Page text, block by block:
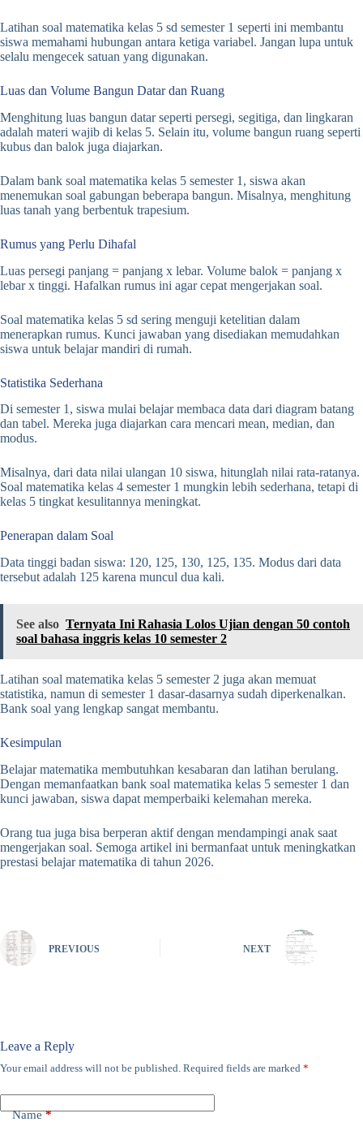
Latihan soal matematika kelas 5 sd semester 1 seperti ini membantu
siswa memahami hubungan antara ketiga variabel. Jangan lupa untuk
selalu mengecek satuan yang digunakan.
Luas dan Volume Bangun Datar dan Ruang
Menghitung luas bangun datar seperti persegi, segitiga, dan lingkaran
adalah materi wajib di kelas 5. Selain itu, volume bangun ruang seperti
kubus dan balok juga diajarkan.
Dalam bank soal matematika kelas 5 semester 1, siswa akan
menemukan soal gabungan beberapa bangun. Misalnya, menghitung
luas tanah yang berbentuk trapesium.
Rumus yang Perlu Dihafal
Luas persegi panjang = panjang x lebar. Volume balok = panjang x
lebar x tinggi. Hafalkan rumus ini agar cepat mengerjakan soal.
Soal matematika kelas 5 sd sering menguji ketelitian dalam
menerapkan rumus. Kunci jawaban yang disediakan memudahkan
siswa untuk belajar mandiri di rumah.
Statistika Sederhana
Di semester 1, siswa mulai belajar membaca data dari diagram batang
dan tabel. Mereka juga diajarkan cara mencari mean, median, dan
modus.
Misalnya, dari data nilai ulangan 10 siswa, hitunglah nilai rata-ratanya.
Soal matematika kelas 4 semester 1 mungkin lebih sederhana, tetapi di
kelas 5 tingkat kesulitannya meningkat.
Penerapan dalam Soal
Data tinggi badan siswa: 120, 125, 130, 125, 135. Modus dari data
tersebut adalah 125 karena muncul dua kali.
See also Ternyata Ini Rahasia Lolos Ujian dengan 50 contoh
soal bahasa inggris kelas 10 semester 2
Latihan soal matematika kelas 5 semester 2 juga akan memuat
statistika, namun di semester 1 dasar-dasarnya sudah diperkenalkan.
Bank soal yang lengkap sangat membantu.
Kesimpulan
Belajar matematika membutuhkan kesabaran dan latihan berulang.
Dengan memanfaatkan bank soal matematika kelas 5 semester 1 dan
kunci jawaban, siswa dapat memperbaiki kelemahan mereka.
Orang tua juga bisa berperan aktif dengan mendampingi anak saat
mengerjakan soal. Semoga artikel ini bermanfaat untuk meningkatkan
prestasi belajar matematika di tahun 2026.
PREVIOUS NEXT
Leave a Reply
Your email address will not be published. Required fields are marked *
Name*